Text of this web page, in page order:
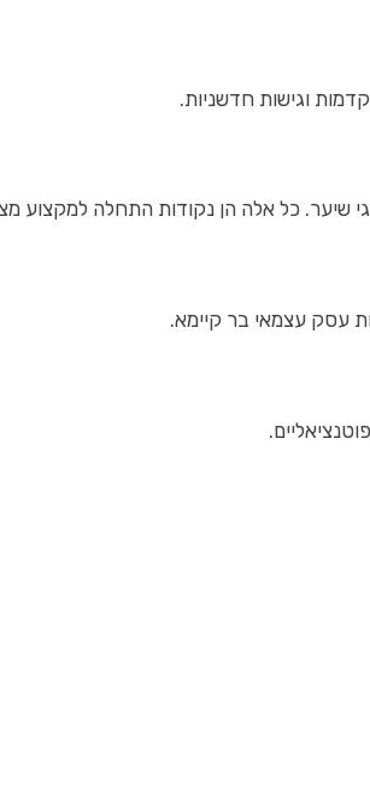
וגישות חדשניות.
שיער. כל אלה הן נקודות התחלה למקצוע
עסק עצמאי בר קיימא.